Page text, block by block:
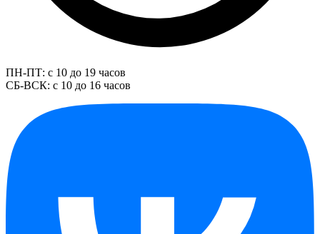
ПН-ПТ: с 10 до 19 часов
СБ-ВСК: с 10 до 16 часов